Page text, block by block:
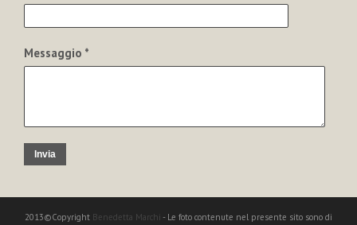
Messaggio *
Invia
2013©Copyright Benedetta Marchi - Le foto contenute nel presente sito sono di